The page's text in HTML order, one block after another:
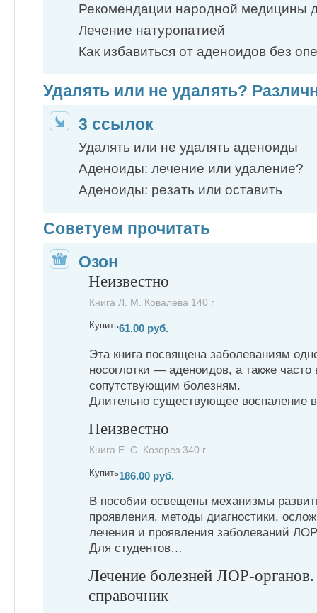
Рекомендации народной медицины
Лечение натуропатией
Как избавиться от аденоидов без
Удалять или не удалять?
3 ссылок
Удалять или не удалять аденоиды
Аденоиды: лечение или удаление?
Аденоиды: резать или оставить
Советуем прочитать
Озон
Неизвестно
Книга Л. М. Ковалева 140 г
Купить61.00 руб.
Эта книга посвящена заболеваниям
носоглотки — аденоидов, а также
сопутствующим болезням.
Длительно существующее воспаление
Неизвестно
Книга Е. С. Козорез 340 г
Купить186.00 руб.
В пособии освещены механизмы
проявления, методы диагностики,
лечения и проявления заболеваний
Для студентов…
Лечение болезней ЛОР-
справочник